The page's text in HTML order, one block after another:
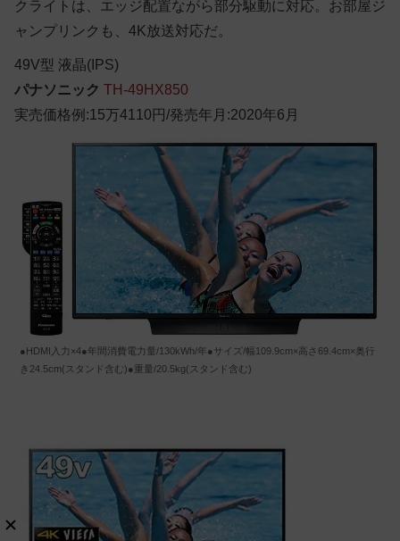
クライトは、エッジ配置ながら部分駆動に対応。お部屋ジ
ャンプリンクも、4K放送対応だ。
49V型 液晶(IPS)
パナソニック TH-49HX850
実売価格例:15万4110円/発売年月:2020年6月
●HDMI入力×4●年間消費電力量/130kWh/年●サイズ/幅109.9cm×高さ69.4cm×奥行
き24.5cm(スタンド含む)●重量/20.5kg(スタンド含む)